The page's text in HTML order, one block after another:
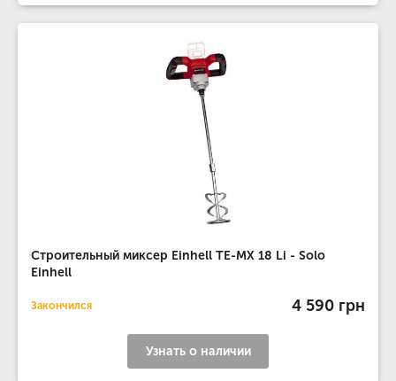
Строительный миксер Einhell TE-MX 18 Li - Solo
Einhell
Закончился 4 590 грн
Узнать о наличии